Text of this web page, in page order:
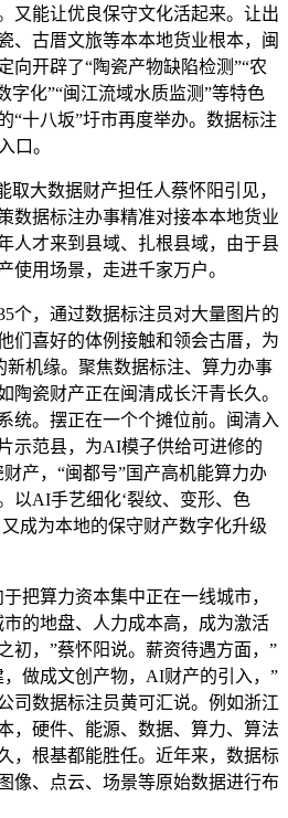
又能让优良保守文化活起来。让出
、古厝文旅等本本地货业根本，闽
向开辟了“陶瓷产物缺陷检测”“农
字化”“闽江流域水质监测”等特色
“十八坂”圩市再度举办。数据标注
口。
大数据财产担任人蔡怀阳引见，
数据标注办事精准对接本本地货业
人才来到县域、扎根县域，由于县
使用场景，走进千家万户。
，通过数据标注员对大量图片的
们喜好的体例接触和领会古厝，为
新机缘。聚焦数据标注、算力办事
陶瓷财产正在闽清成长汗青长久。
统。摆正在一个个摊位前。闽清入
示范县，为AI模子供给可进修的
产，“闽都号”国产高机能算力办
以AI手艺细化‘裂纹、变形、色
成为本地的保守财产数字化升级
算力资本集中正在一线城市，
的地盘、人力成本高，成为激活
初，”蔡怀阳说。薪资待遇方面，”
做成文创产物，AI财产的引入，”
司数据标注员黄可汇说。例如浙江
，硬件、能源、数据、算力、算法
，根基都能胜任。近年来，数据标
像、点云、场景等原始数据进行布